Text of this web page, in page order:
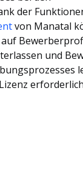
der
von Manatal
und